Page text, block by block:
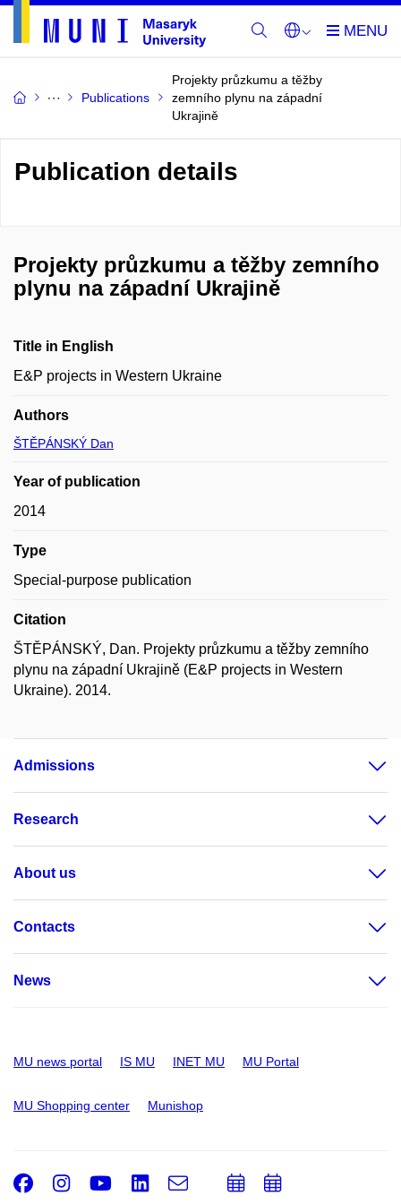
Publications
Projekty průzkumu a těžby
zemního plynu na západní
Ukrajině
Publication details
Projekty průzkumu a těžby zemního
plynu na západní Ukrajině
Title in English
E&P projects in Western Ukraine
Authors
ŠTĚPÁNSKÝ Dan
Year of publication
2014
Type
Special-purpose publication
Citation
ŠTĚPÁNSKÝ, Dan. Projekty průzkumu a těžby zemního
plynu na západní Ukrajině (E&P projects in Western
Ukraine). 2014.
Admissions
Research
About us
Contacts
News
MU news portal IS MU INET MU MU Portal
MU Shopping center Munishop
Facebook
Instagram
Youtube
LinkedIn
e-
AddAdd